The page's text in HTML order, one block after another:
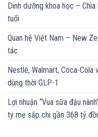
Dinh dưỡng khoa học –
tuổi
Quan hệ Việt Nam – New
tác
Nestlé, Walmart, Coca-Cola
dùng thời GLP-1
Lợi nhuận “Vua sữa đậu
ty mẹ sắp chi gần 368 tỷ